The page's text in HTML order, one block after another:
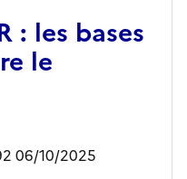
: les bases
le
06/10/2025